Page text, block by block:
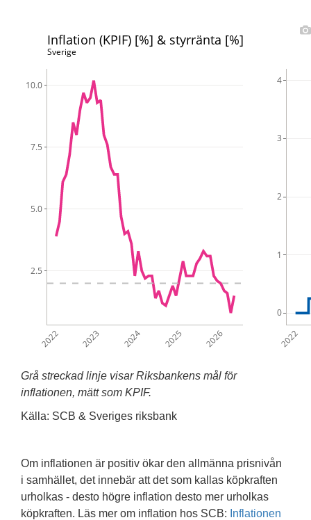
2022 2023 2024 2025 2026
2.5
5.0
7.5
10.0
2022
0
1
2
3
4
Inflation (KPIF) [%] & styrränta [%]
Sverige
Grå streckad linje visar Riksbankens mål för
inflationen, mätt som KPIF.
Källa: SCB & Sveriges riksbank
Om inflationen är positiv ökar den allmänna prisnivån
i samhället, det innebär att det som kallas köpkraften
urholkas - desto högre inflation desto mer urholkas
köpkraften. Läs mer om inflation hos SCB: Inflationen